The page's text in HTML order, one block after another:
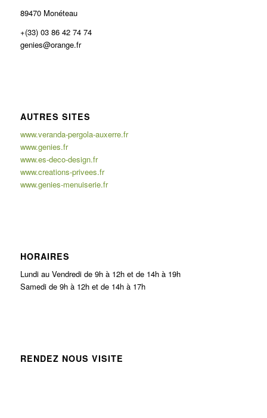
89470 Monéteau
+(33) 03 86 42 74 74
genies@orange.fr
AUTRES SITES
www.veranda-pergola-auxerre.fr
www.genies.fr
www.es-deco-design.fr
www.creations-privees.fr
www.genies-menuiserie.fr
HORAIRES
Lundi au Vendredi de 9h à 12h et de 14h à 19h
Samedi de 9h à 12h et de 14h à 17h
RENDEZ NOUS VISITE